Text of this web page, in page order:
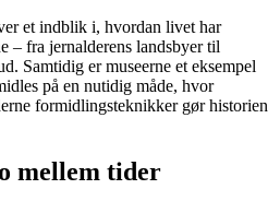
et indblik i, hvordan livet har
– fra jernalderens landsbyer til
Samtidig er museerne et eksempel
på en nutidig måde, hvor
formidlingsteknikker gør historien
mellem tider